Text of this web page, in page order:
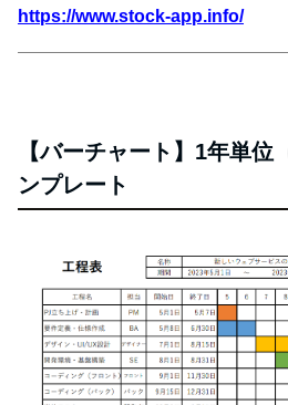
https://www.stock-app.info/
【バーチャート】1年単位
ンプレート